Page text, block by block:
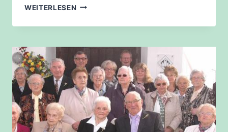
WEITERLESEN WILLINGEN-
VOM
–
13.
MÄRZ
2016